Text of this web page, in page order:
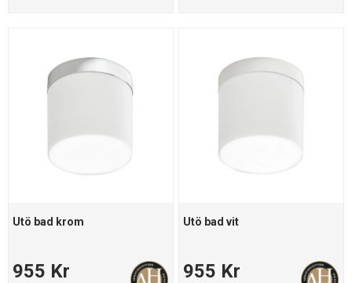
Utö bad krom
955 Kr
Utö bad vit
955 Kr